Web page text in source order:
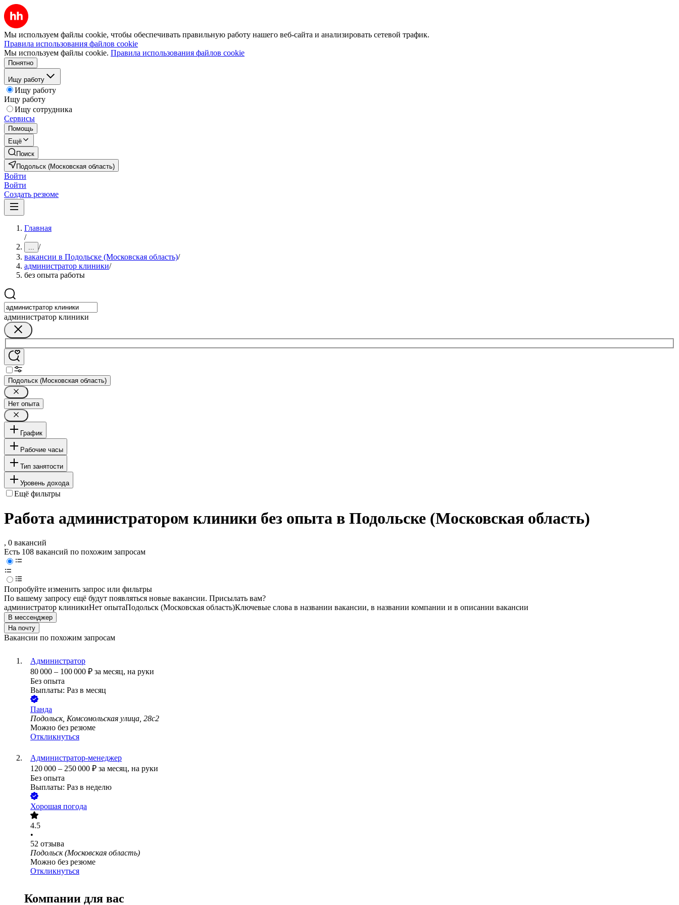
Мы используем файлы cookie, чтобы обеспечивать правильную работу нашего веб-сайта и анализировать сетевой трафик.
Правила использования файлов cookie
Мы используем файлы cookie. Правила использования файлов cookie
Понятно
Ищу работу
Ищу работу
Ищу работу
Ищу сотрудника
Сервисы
Помощь
Ещё
Поиск
Подольск (Московская область)
Войти
Войти
Создать резюме
Главная
/
... /
вакансии в Подольске (Московская область)/
администратор клиники/
без опыта работы
администратор клиники
Подольск (Московская область)
Нет опыта
График
Рабочие часы
Тип занятости
Уровень дохода
Ещё фильтры
Работа администратором клиники без опыта в Подольске (Московская область)
, 0 вакансий
Есть 108 вакансий по похожим запросам
Попробуйте изменить запрос или фильтры
По вашему запросу ещё будут появляться новые вакансии. Присылать вам?
администратор клиникиНет опытаПодольск (Московская область)Ключевые слова в названии вакансии, в названии компании и в описании вакансии
В мессенджер
На почту
Вакансии по похожим запросам
Администратор
80 000 – 100 000 ₽ за месяц, на руки
Без опыта
Выплаты: Раз в месяц
Панда
Подольск, Комсомольская улица, 28с2
Можно без резюме
Откликнуться
Администратор-менеджер
120 000 – 250 000 ₽ за месяц, на руки
Без опыта
Выплаты: Раз в неделю
Хорошая погода
4.5
•
52 отзыва
Подольск (Московская область)
Можно без резюме
Откликнуться
Компании для вас